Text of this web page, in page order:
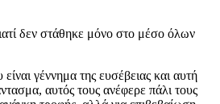
δεν στάθηκε μόνο στο μέσο όλων
γέννημα της ευσέβειας και αυτή
αυτός τους ανέφερε πάλι τους